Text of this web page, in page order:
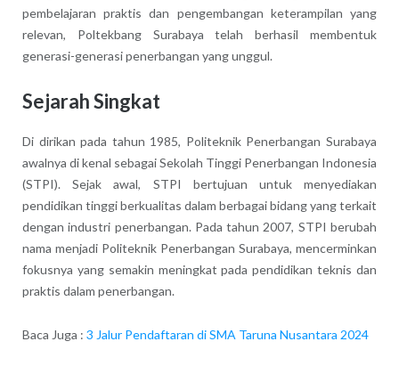
pembelajaran praktis dan pengembangan keterampilan yang
relevan, Poltekbang Surabaya telah berhasil membentuk
generasi-generasi penerbangan yang unggul.
Sejarah Singkat
Di dirikan pada tahun 1985, Politeknik Penerbangan Surabaya
awalnya di kenal sebagai Sekolah Tinggi Penerbangan Indonesia
(STPI). Sejak awal, STPI bertujuan untuk menyediakan
pendidikan tinggi berkualitas dalam berbagai bidang yang terkait
dengan industri penerbangan. Pada tahun 2007, STPI berubah
nama menjadi Politeknik Penerbangan Surabaya, mencerminkan
fokusnya yang semakin meningkat pada pendidikan teknis dan
praktis dalam penerbangan.
Baca Juga : 3 Jalur Pendaftaran di SMA Taruna Nusantara 2024